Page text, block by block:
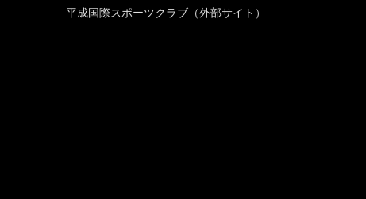
平成国際スポーツクラブ（外部サイト）